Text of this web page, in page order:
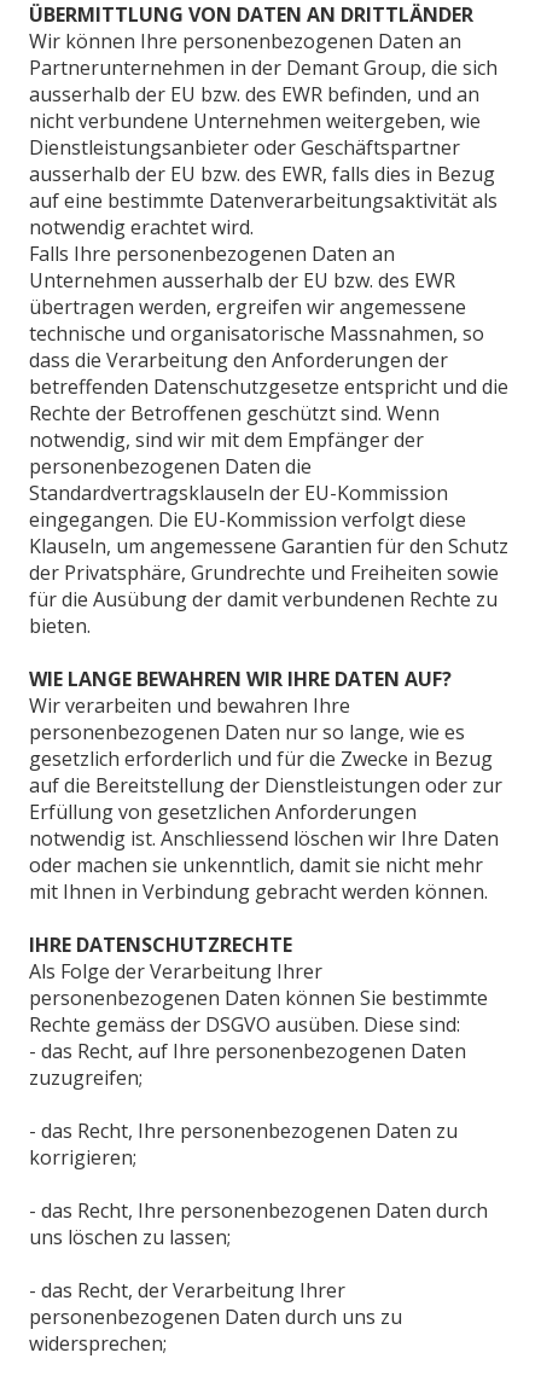
ÜBERMITTLUNG VON DATEN AN DRITTLÄNDER
Wir können Ihre personenbezogenen Daten an
Partnerunternehmen in der Demant Group, die sich
ausserhalb der EU bzw. des EWR befinden, und an
nicht verbundene Unternehmen weitergeben, wie
Dienstleistungsanbieter oder Geschäftspartner
ausserhalb der EU bzw. des EWR, falls dies in Bezug
auf eine bestimmte Datenverarbeitungsaktivität als
notwendig erachtet wird.
Falls Ihre personenbezogenen Daten an
Unternehmen ausserhalb der EU bzw. des EWR
übertragen werden, ergreifen wir angemessene
technische und organisatorische Massnahmen, so
dass die Verarbeitung den Anforderungen der
betreffenden Datenschutzgesetze entspricht und die
Rechte der Betroffenen geschützt sind. Wenn
notwendig, sind wir mit dem Empfänger der
personenbezogenen Daten die
Standardvertragsklauseln der EU-Kommission
eingegangen. Die EU-Kommission verfolgt diese
Klauseln, um angemessene Garantien für den Schutz
der Privatsphäre, Grundrechte und Freiheiten sowie
für die Ausübung der damit verbundenen Rechte zu
bieten.
WIE LANGE BEWAHREN WIR IHRE DATEN AUF?
Wir verarbeiten und bewahren Ihre
personenbezogenen Daten nur so lange, wie es
gesetzlich erforderlich und für die Zwecke in Bezug
auf die Bereitstellung der Dienstleistungen oder zur
Erfüllung von gesetzlichen Anforderungen
notwendig ist. Anschliessend löschen wir Ihre Daten
oder machen sie unkenntlich, damit sie nicht mehr
mit Ihnen in Verbindung gebracht werden können.
IHRE DATENSCHUTZRECHTE
Als Folge der Verarbeitung Ihrer
personenbezogenen Daten können Sie bestimmte
Rechte gemäss der DSGVO ausüben. Diese sind:
- das Recht, auf Ihre personenbezogenen Daten
zuzugreifen;
- das Recht, Ihre personenbezogenen Daten zu
korrigieren;
- das Recht, Ihre personenbezogenen Daten durch
uns löschen zu lassen;
- das Recht, der Verarbeitung Ihrer
personenbezogenen Daten durch uns zu
widersprechen;